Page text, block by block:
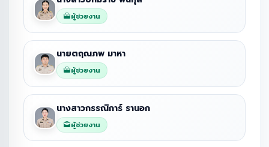
ผู้ช่วยงาน
นายตฤณภพ มาหา
ผู้ช่วยงาน
นางสาวกรรณิการ์ รานอก
ผู้ช่วยงาน